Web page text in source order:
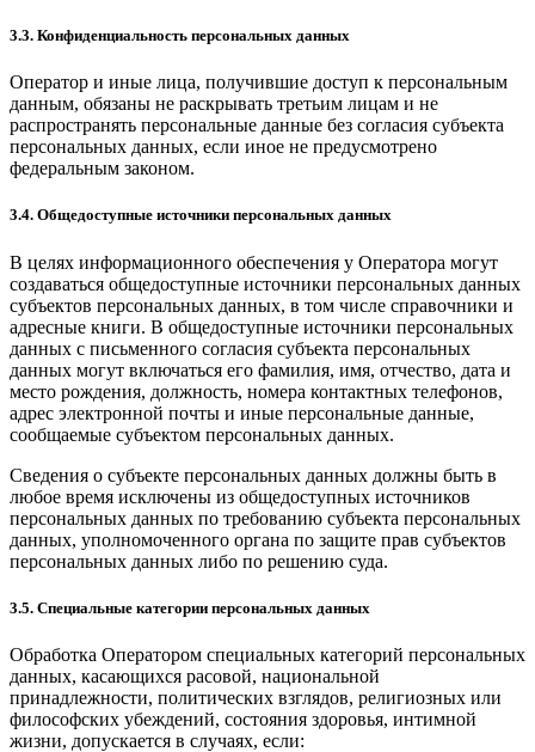
3.3. Конфиденциальность персональных данных
Оператор и иные лица, получившие доступ к персональным
данным, обязаны не раскрывать третьим лицам и не
распространять персональные данные без согласия субъекта
персональных данных, если иное не предусмотрено
федеральным законом.
3.4. Общедоступные источники персональных данных
В целях информационного обеспечения у Оператора могут
создаваться общедоступные источники персональных данных
субъектов персональных данных, в том числе справочники и
адресные книги. В общедоступные источники персональных
данных с письменного согласия субъекта персональных
данных могут включаться его фамилия, имя, отчество, дата и
место рождения, должность, номера контактных телефонов,
адрес электронной почты и иные персональные данные,
сообщаемые субъектом персональных данных.
Сведения о субъекте персональных данных должны быть в
любое время исключены из общедоступных источников
персональных данных по требованию субъекта персональных
данных, уполномоченного органа по защите прав субъектов
персональных данных либо по решению суда.
3.5. Специальные категории персональных данных
Обработка Оператором специальных категорий персональных
данных, касающихся расовой, национальной
принадлежности, политических взглядов, религиозных или
философских убеждений, состояния здоровья, интимной
жизни, допускается в случаях, если: